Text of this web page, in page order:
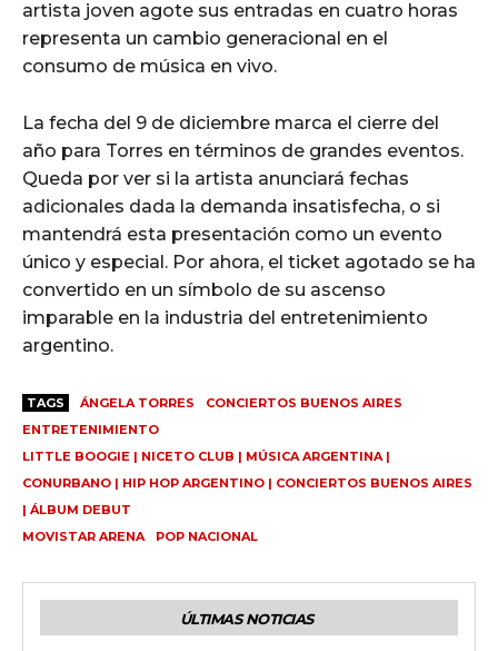
artista joven agote sus entradas en cuatro horas
representa un cambio generacional en el
consumo de música en vivo.
La fecha del 9 de diciembre marca el cierre del
año para Torres en términos de grandes eventos.
Queda por ver si la artista anunciará fechas
adicionales dada la demanda insatisfecha, o si
mantendrá esta presentación como un evento
único y especial. Por ahora, el ticket agotado se ha
convertido en un símbolo de su ascenso
imparable en la industria del entretenimiento
argentino.
TAGS ÁNGELA TORRES
CONCIERTOS BUENOS AIRES
ENTRETENIMIENTO
LITTLE BOOGIE | NICETO CLUB | MÚSICA ARGENTINA |
CONURBANO | HIP HOP ARGENTINO | CONCIERTOS BUENOS AIRES
| ÁLBUM DEBUT
MOVISTAR ARENA
POP NACIONAL
ÚLTIMAS NOTICIAS